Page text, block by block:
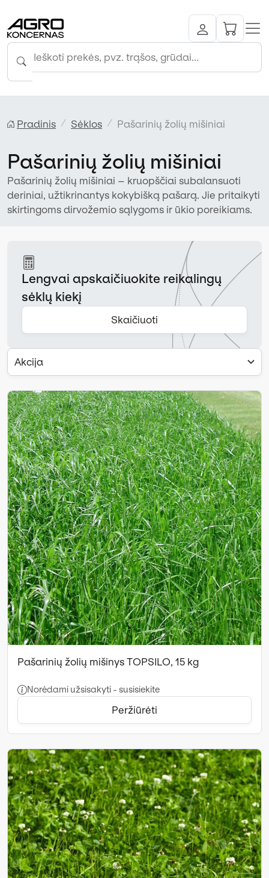
Pradinis Sėklos Pašarinių žolių mišiniai
Pašarinių žolių mišiniai
Pašarinių žolių mišiniai – kruopščiai subalansuoti
deriniai, užtikrinantys kokybišką pašarą. Jie pritaikyti
skirtingoms dirvožemio sąlygoms ir ūkio poreikiams.
Lengvai apskaičiuokite reikalingų
sėklų kiekį
Skaičiuoti
Akcija
Pašarinių žolių mišinys TOPSILO, 15 kg
Norėdami užsisakyti - susisiekite
Peržiūrėti